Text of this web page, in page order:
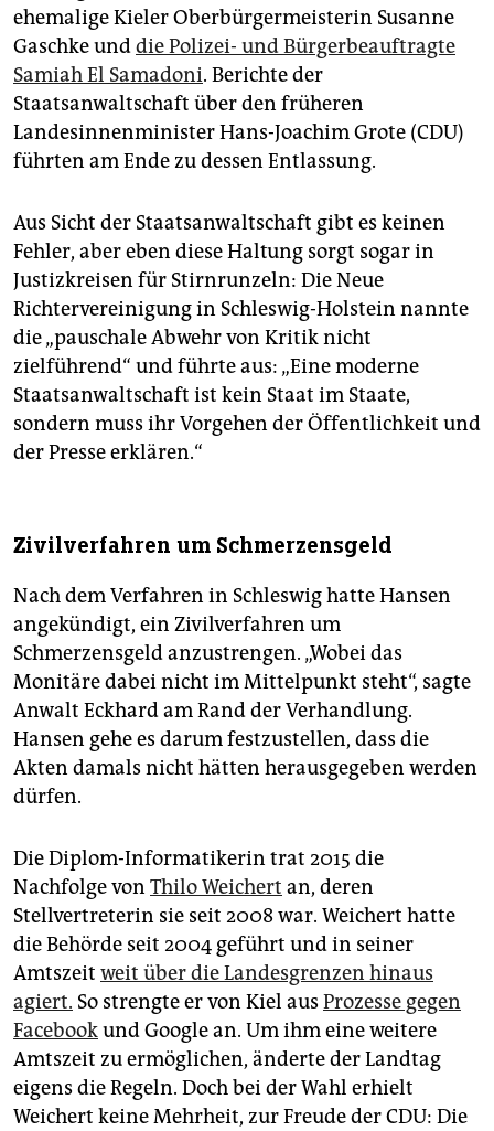
ehemalige Kieler Oberbürgermeisterin Susanne
Gaschke unddie Polizei- und Bürgerbeauftragte
Samiah El Samadoni. Berichte der
Staatsanwaltschaft über den früheren
Landesinnenminister Hans-Joachim Grote (CDU)
führten am Ende zu dessen Entlassung.
Aus Sicht der Staatsanwaltschaft gibt es keinen
Fehler, aber eben diese Haltung sorgt sogar in
Justizkreisen für Stirnrunzeln: Die Neue
Richtervereinigung in Schleswig-Holstein nannte
die „pauschale Abwehr von Kritik nicht
zielführend“ und führte aus: „Eine moderne
Staatsanwaltschaft ist kein Staat im Staate,
sondern muss ihr Vorgehen der Öffentlichkeit und
der Presse erklären.“
Zivilverfahren um Schmerzensgeld
Nach dem Verfahren in Schleswig hatte Hansen
angekündigt, ein Zivilverfahren um
Schmerzensgeld anzustrengen. „Wobei das
Monitäre dabei nicht im Mittelpunkt steht“, sagte
Anwalt Eckhard am Rand der Verhandlung.
Hansen gehe es darum festzustellen, dass die
Akten damals nicht hätten herausgegeben werden
dürfen.
Die Diplom-Informatikerin trat 2015 die
Nachfolge von Thilo Weichert an, deren
Stellvertreterin sie seit 2008 war. Weichert hatte
die Behörde seit 2004 geführt und in seiner
Amtszeit weit über die Landesgrenzen hinaus
agiert. So strengte er von Kiel aus Prozesse gegen
Facebookund Google an. Um ihm eine weitere
Amtszeit zu ermöglichen, änderte der Landtag
eigens die Regeln. Doch bei der Wahl erhielt
Weichert keine Mehrheit, zur Freude der CDU: Die